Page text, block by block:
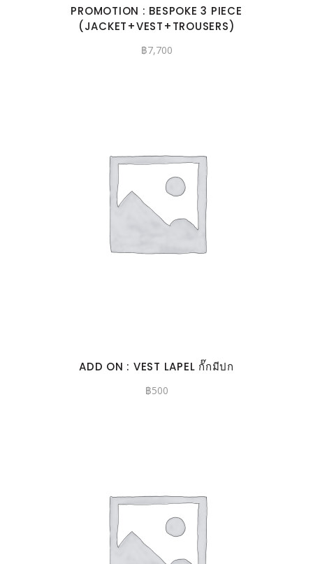
PROMOTION : BESPOKE 3 PIECE
(JACKET+VEST+TROUSERS)
฿7,700
ADD ON : VEST LAPEL กั๊กมีปก
฿500